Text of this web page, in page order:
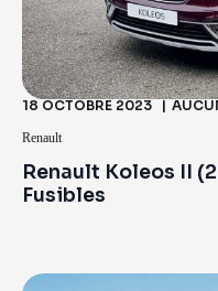
Renault Koleos II
Fusibles
18 OCTOBRE 2023
Renault